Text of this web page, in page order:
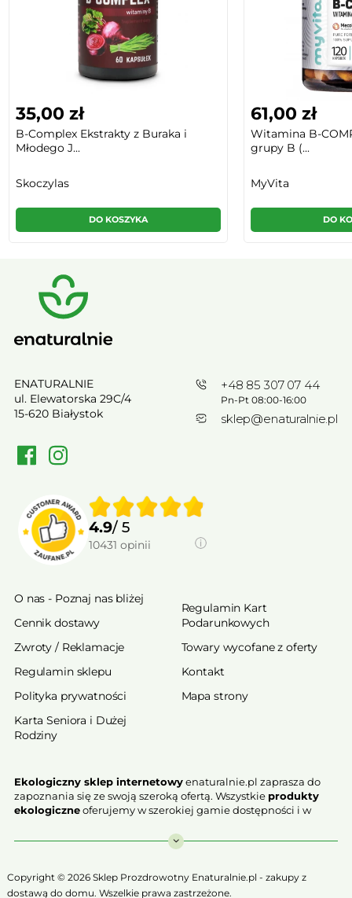
35,00 zł
B-Complex Ekstrakty z Buraka i
Młodego J...
Skoczylas
DO KOSZYKA
61,00 zł
Witamina B-
grupy B (...
MyVita
DO
ENATURALNIE
ul. Elewatorska 29C/4
15-620 Białystok
+48 85 307 07 44
Pn-Pt 08:00-16:00
sklep@enaturalnie.pl
4.9/ 5
10431 opinii
O nas - Poznaj nas bliżej
Cennik dostawy
Zwroty / Reklamacje
Regulamin sklepu
Polityka prywatności
Karta Seniora i Dużej
Rodziny
Regulamin Kart
Podarunkowych
Towary wycofane z oferty
Kontakt
Mapa strony
Ekologiczny sklep internetowyenaturalnie.pl zaprasza do
zapoznania się ze swoją szeroką ofertą. Wszystkie produkty
ekologiczneoferujemy w szerokiej gamie dostępności i w
ekologiczne charakteryzują się najwyższą jakością.
Państwu prezentujemy stawia na jakość i bezpieczeństwo
odżywiania. Jeśli chcesz zadbać o swoją zdrową przyszłość już
Copyright © 2026 Sklep Prozdrowotny Enaturalnie.pl - zakupy z
dostawą do domu. Wszelkie prawa zastrzeżone.